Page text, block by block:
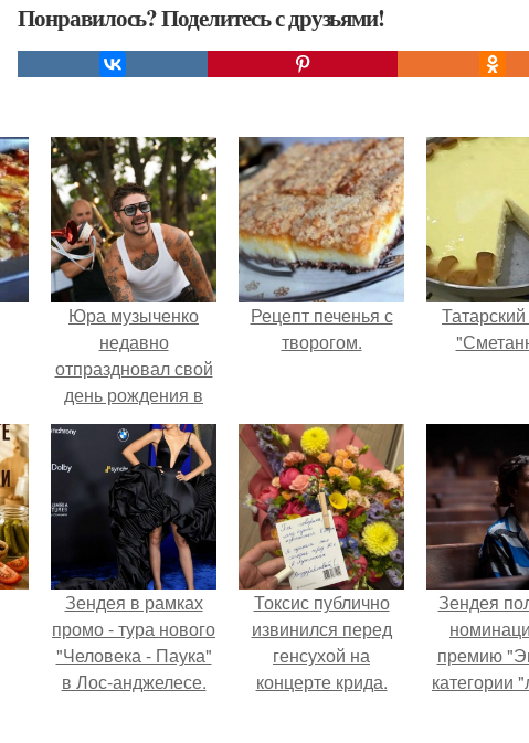
Понравилось? Поделитесь с друзьями!
Юра музыченко
недавно
отпраздновал свой
день рождения в
кругу самых
близких и родных
людей.
Рецепт печенья с
творогом.
Зендея в рамках
промо - тура нового
"Человека - Паука"
в Лос-анджелесе.
Токсис публично
извинился перед
генсухой на
концерте крида.
Зендея
премию
категории